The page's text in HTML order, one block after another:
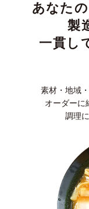
あなた
製
一貫し
素材・地域
オーダーに
調理